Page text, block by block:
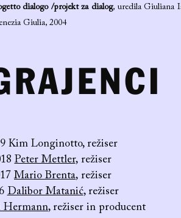
dialogo /projekt za dialog, uredila Giuliana
Giulia, 2004
Kim Longinotto, režiser
Peter Mettler, režiser
Mario Brenta, režiser
Dalibor Matanić, režiser
, režiser in producent